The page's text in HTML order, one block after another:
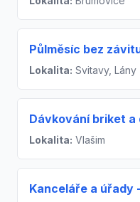
Půlměsíc bez
Lokalita: Svitavy, Lány
Dávkování briket a
Lokalita: Vlašim
Kanceláře a úřady